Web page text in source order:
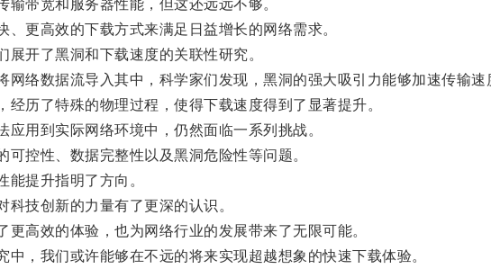
带宽和服务器性能，但这还远远不够。
更高效的下载方式来满足日益增长的网络需求。
开了黑洞和下载速度的关联性研究。
络数据流导入其中，科学家们发现，黑洞的强大吸引力能够加速传输速
历了特殊的物理过程，使得下载速度得到了显著提升。
用到实际网络环境中，仍然面临一系列挑战。
控性、数据完整性以及黑洞危险性等问题。
提升指明了方向。
技创新的力量有了更深的认识。
高效的体验，也为网络行业的发展带来了无限可能。
，我们或许能够在不远的将来实现超越想象的快速下载体验。